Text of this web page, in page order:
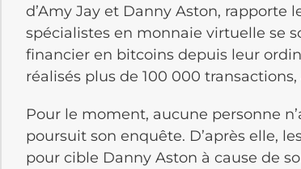
d’Amy Jay et Danny Aston, rapporte
spécialistes en monnaie virtuelle se
financier en bitcoins depuis leur
réalisés plus de 100 000
Pour le moment, aucune personne
poursuit son enquête. D’après elle,
pour cible Danny Aston à cause de